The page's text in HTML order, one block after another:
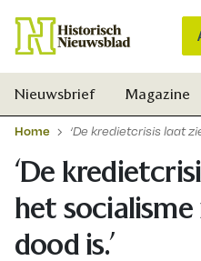
Nieuwsbrief Magazine
Home ‘De kredietcrisis laat
‘De
het
dood is.’